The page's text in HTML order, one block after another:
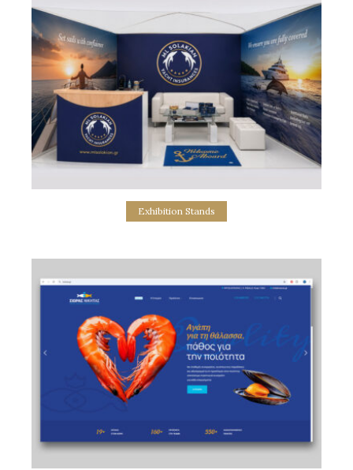
σχεδιασμός εκθεσιακού περιπτέρου
ML Solakian Exhibition Stand Design
σχεδιασμός εκθεσιακού περιπτέρου
Exhibition Stands